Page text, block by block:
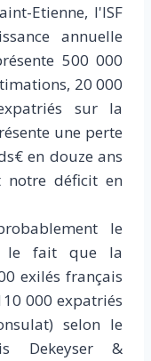
Etienne, l'ISF
annuelle
500 000
20 000
sur la
une perte
en douze ans
notre déficit en
le
le fait que la
exilés français
000 expatriés
selon le
Dekeyser &